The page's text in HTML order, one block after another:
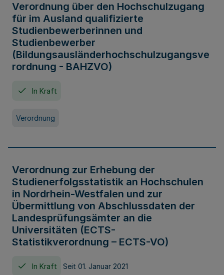
Verordnung über den Hochschulzugang
für im Ausland qualifizierte
Studienbewerberinnen und
Studienbewerber
(Bildungsausländerhochschulzugangsve
rordnung - BAHZVO)
In Kraft
Verordnung
Verordnung zur Erhebung der
Studienerfolgsstatistik an Hochschulen
in Nordrhein-Westfalen und zur
Übermittlung von Abschlussdaten der
Landesprüfungsämter an die
Universitäten (ECTS-
Statistikverordnung – ECTS-VO)
In Kraft Seit 01. Januar 2021